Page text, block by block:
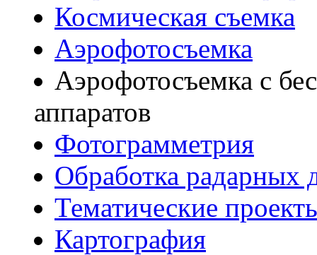
Космическая съемка
Аэрофотосъемка
Аэрофотосъемка с
аппаратов
Фотограмметрия
Обработка радарных
Тематические
Картография